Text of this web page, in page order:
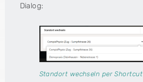
Dialog:
Standort wechseln per Shortcut